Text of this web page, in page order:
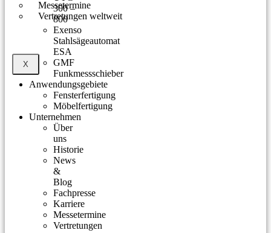
Messetermine
Vertretungen weltweit
X
300 –
800
Exenso
Stahlsägeautomat
ESA
GMF
Funkmessschieber
Anwendungsgebiete
Fensterfertigung
Möbelfertigung
Unternehmen
Über
uns
Historie
News
&
Blog
Fachpresse
Karriere
Messetermine
Vertretungen